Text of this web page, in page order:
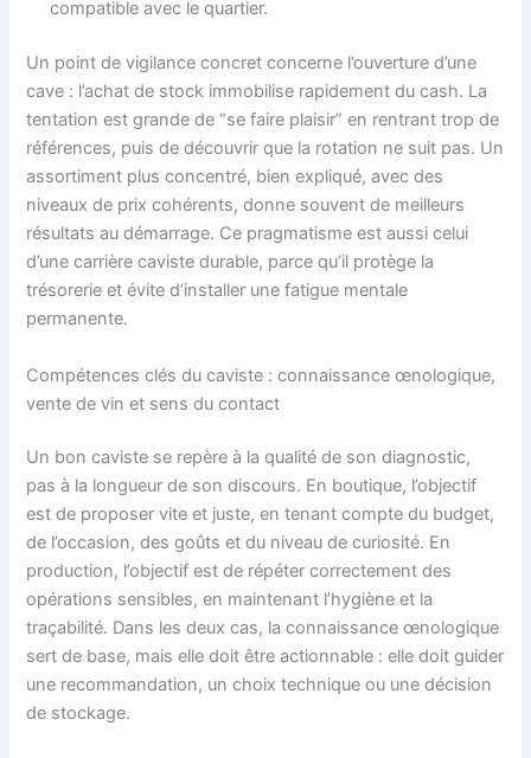
compatible avec le quartier.
Un point de vigilance concret concerne l’ouverture d’une
cave : l’achat de stock immobilise rapidement du cash. La
tentation est grande de “se faire plaisir” en rentrant trop de
références, puis de découvrir que la rotation ne suit pas. Un
assortiment plus concentré, bien expliqué, avec des
niveaux de prix cohérents, donne souvent de meilleurs
résultats au démarrage. Ce pragmatisme est aussi celui
d’une carrière caviste durable, parce qu’il protège la
trésorerie et évite d’installer une fatigue mentale
permanente.
Compétences clés du caviste : connaissance œnologique,
vente de vin et sens du contact
Un bon caviste se repère à la qualité de son diagnostic,
pas à la longueur de son discours. En boutique, l’objectif
est de proposer vite et juste, en tenant compte du budget,
de l’occasion, des goûts et du niveau de curiosité. En
production, l’objectif est de répéter correctement des
opérations sensibles, en maintenant l’hygiène et la
traçabilité. Dans les deux cas, la connaissance œnologique
sert de base, mais elle doit être actionnable : elle doit guider
une recommandation, un choix technique ou une décision
de stockage.